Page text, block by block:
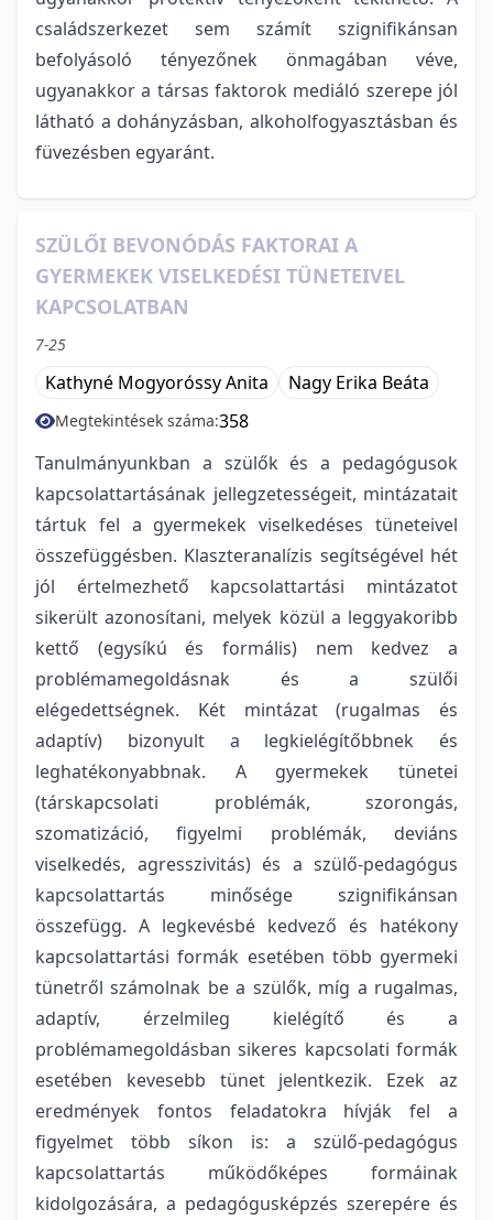
családszerkezet sem számít szignifikánsan
befolyásoló tényezőnek önmagában véve,
ugyanakkor a társas faktorok mediáló szerepe jól
látható a dohányzásban, alkoholfogyasztásban és
füvezésben egyaránt.
SZÜLŐI BEVONÓDÁS FAKTORAI A
GYERMEKEK VISELKEDÉSI TÜNETEIVEL
KAPCSOLATBAN
7-25
Kathyné Mogyoróssy Anita Nagy Erika Beáta
Megtekintések száma:358
Tanulmányunkban a szülők és a pedagógusok
kapcsolattartásának jellegzetességeit, mintázatait
tártuk fel a gyermekek viselkedéses tüneteivel
összefüggésben. Klaszteranalízis segítségével hét
jól értelmezhető kapcsolattartási mintázatot
sikerült azonosítani, melyek közül a leggyakoribb
kettő (egysíkú és formális) nem kedvez a
problémamegoldásnak és a szülői
elégedettségnek. Két mintázat (rugalmas és
adaptív) bizonyult a legkielégítőbbnek és
leghatékonyabbnak. A gyermekek tünetei
(társkapcsolati problémák, szorongás,
szomatizáció, figyelmi problémák, deviáns
viselkedés, agresszivitás) és a szülő-pedagógus
kapcsolattartás minősége szignifikánsan
összefügg. A legkevésbé kedvező és hatékony
kapcsolattartási formák esetében több gyermeki
tünetről számolnak be a szülők, míg a rugalmas,
adaptív, érzelmileg kielégítő és a
problémamegoldásban sikeres kapcsolati formák
esetében kevesebb tünet jelentkezik. Ezek az
eredmények fontos feladatokra hívják fel a
figyelmet több síkon is: a szülő-pedagógus
kapcsolattartás működőképes formáinak
kidolgozására, a pedagógusképzés szerepére és